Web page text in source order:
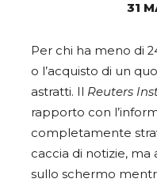
31
Per chi ha meno di
o l’acquisto di un
astratti. Il Reuters
rapporto con
completamente
caccia di notizie,
sullo schermo